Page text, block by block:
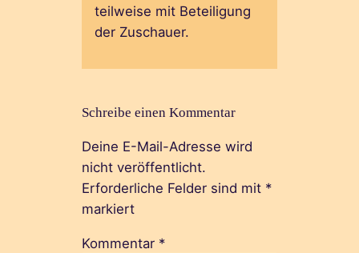
teilweise mit Beteiligung
der Zuschauer.
Schreibe einen Kommentar
Deine E-Mail-Adresse wird
nicht veröffentlicht.
Erforderliche Felder sind mit *
markiert
Kommentar *